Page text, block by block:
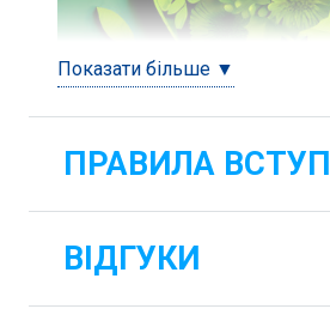
Показати більше ▼
ПРАВИЛА
ВІДГУКИ